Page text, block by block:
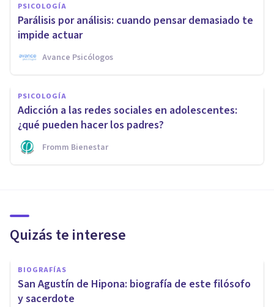
PSICOLOGÍA
Parálisis por análisis: cuando pensar demasiado te
impide actuar
Avance Psicólogos
PSICOLOGÍA
Adicción a las redes sociales en adolescentes:
¿qué pueden hacer los padres?
Fromm Bienestar
Quizás te interese
BIOGRAFÍAS
San Agustín de Hipona: biografía de este filósofo
y sacerdote